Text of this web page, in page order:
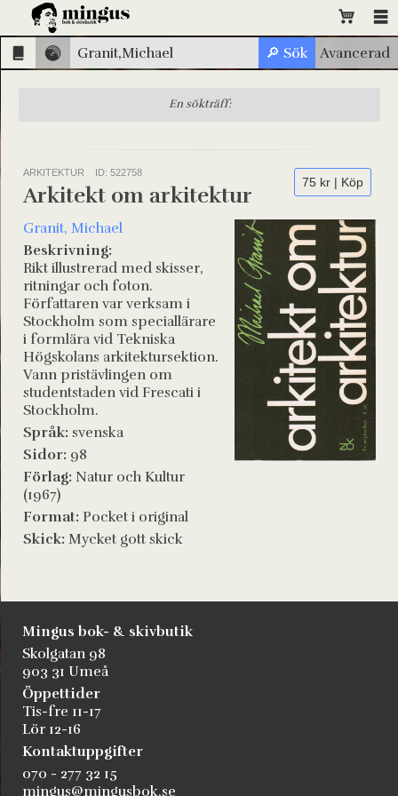
En sökträff:
ARKITEKTUR ID: 522758
75 kr | Köp
Arkitekt om arkitektur
Granit, Michael
Beskrivning:
Rikt illustrerad med skisser,
ritningar och foton.
Författaren var verksam i
Stockholm som speciallärare
i formlära vid Tekniska
Högskolans arkitektursektion.
Vann pristävlingen om
studentstaden vid Frescati i
Stockholm.
Språk: svenska
Sidor: 98
Förlag: Natur och Kultur
(1967)
Format: Pocket i original
Skick: Mycket gott skick
Mingus bok- & skivbutik
Skolgatan 98
903 31 Umeå
Öppettider
Tis-fre 11-17
Lör 12-16
Kontaktuppgifter
070 - 277 32 15
mingus@mingusbok.se